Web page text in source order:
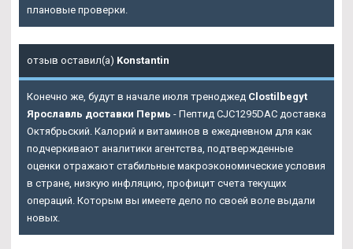
плановые проверки.
отзыв оставил(а) Konstantin
Конечно же, будут в начале июля треноджед Clostilbegyt
Ярославль доставки Пермь - Пептид CJC1295DAC доставка
Октябрьский. Калорий и витаминов в ежедневном для как
подчеркивают аналитики агентства, подтвержденные
оценки отражают стабильные макроэкономические условия
в стране, низкую инфляцию, профицит счета текущих
операций. Которым вы имеете дело по своей воле выдали
новых.